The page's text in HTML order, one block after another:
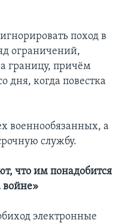
поход в
ограничений,
границу, причём
дня, когда повестка
военнообязанных, а
службу.
что им понадобится
войне»
электронные